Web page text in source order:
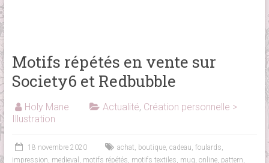
Motifs répétés en vente sur
Society6 et Redbubble
Holy Mane Actualité, Création personnelle >
Illustration
18 novembre 2020 achat, boutique, cadeau, foulards,
impression, medieval , motifs répétés, motifs textiles, mug, online, pattern,